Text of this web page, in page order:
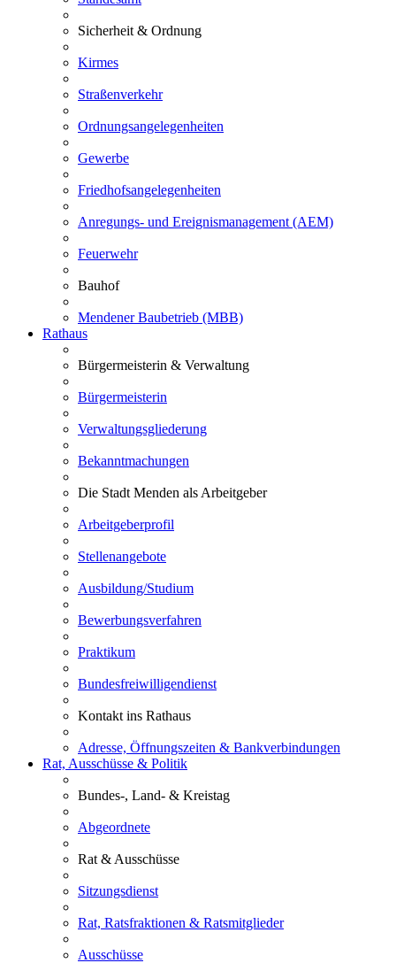
Sicherheit & Ordnung
Kirmes
Straßenverkehr
Ordnungsangelegenheiten
Gewerbe
Friedhofsangelegenheiten
Anregungs- und Ereignismanagement (AEM)
Feuerwehr
Bauhof
Mendener Baubetrieb (MBB)
Rathaus
Bürgermeisterin & Verwaltung
Bürgermeisterin
Verwaltungsgliederung
Bekanntmachungen
Die Stadt Menden als Arbeitgeber
Arbeitgeberprofil
Stellenangebote
Ausbildung/Studium
Bewerbungsverfahren
Praktikum
Bundesfreiwilligendienst
Kontakt ins Rathaus
Adresse, Öffnungszeiten & Bankverbindungen
Rat, Ausschüsse & Politik
Bundes-, Land- & Kreistag
Abgeordnete
Rat & Ausschüsse
Sitzungsdienst
Rat, Ratsfraktionen & Ratsmitglieder
Ausschüsse